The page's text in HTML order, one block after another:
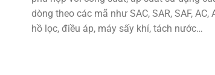
dòng theo các mã như SAC, SAR, SAF,
hồ lọc, điều áp, máy sấy khí, tách nước…